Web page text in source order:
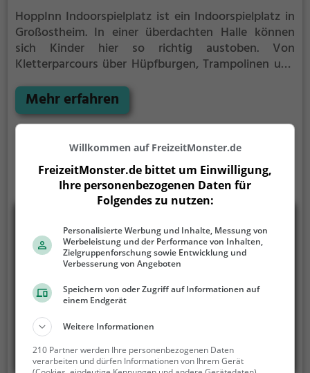
HoppInn Indoorspielplatz ist ein Indoorspielplatz in
Großostheim. In einer überdachten Halle können
sich Kinder hier so richtig austoben. Von
Kletterparcours über Hüpfburgen, Trampolinen und
jeden etwas dabei.
Mehr erfahren
Willkommen auf FreizeitMonster.de
FreizeitMonster.de bittet um Einwilligung,
Ihre personenbezogenen Daten für
Folgendes zu nutzen:
Personalisierte Werbung und Inhalte, Messung von
Werbeleistung und der Performance von Inhalten,
Zielgruppenforschung sowie Entwicklung und
Verbesserung von Angeboten
Speichern von oder Zugriff auf Informationen auf
einem Endgerät
Weitere Informationen
210 Partner werden Ihre personenbezogenen Daten
verarbeiten und dürfen Informationen von Ihrem Gerät